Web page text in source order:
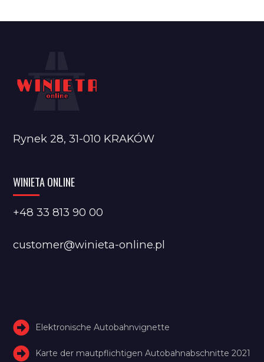
Rynek 28, 31-010 KRAKÓW
WINIETA ONLINE
+48 33 813 90 00
customer@winieta-online.pl
Elektronische Autobahnvignette
Karte der mautpflichtigen Autobahnabschnitte 2021